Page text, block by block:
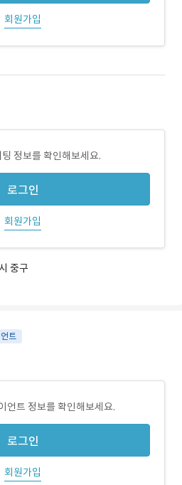
회원가입
정보를 확인해보세요.
로그인
회원가입
중구
트
언트 정보를 확인해보세요.
로그인
회원가입